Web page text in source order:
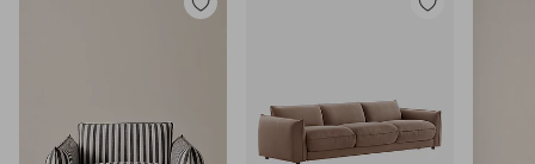
Dodaj
Dodaj